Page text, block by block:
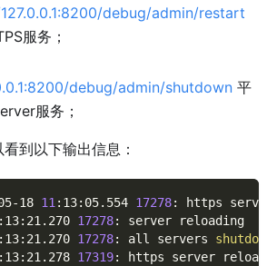
debug/admin/restart
服务；
debug/admin/shutdown 平
服务；
到以下输出信息：
18 11 :13:05.554 17278: https
:13:21.270 17278: server reloading
:13:21.270 17278: all servers shutdown
:13:21.278 17319: https server